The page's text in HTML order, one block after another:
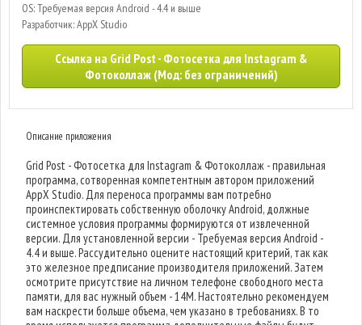
OS: Требуемая версия Android - 4.4 и выше
Разработчик: AppX Studio
Ссылка на Grid Post - Фотосетка для Instagram &
Фотоколлаж (Мод: без ограничений)
Описание приложения
Grid Post - Фотосетка для Instagram & Фотоколлаж - правильная
программа, сотворенная компетентным автором приложений
AppX Studio. Для переноса программы вам потребно
проинспектировать собственную оболочку Android, должные
системное условия программы формируются от извлеченной
версии. Для установленной версии - Требуемая версия Android -
4.4 и выше. Рассудительно оцените настоящий критерий, так как
это железное предписание производителя приложений. Затем
осмотрите присутствие на личном телефоне свободного места
памяти, для вас нужный объем - 14M. Настоятельно рекомендуем
вам наскрести больше объема, чем указано в требованиях. В то